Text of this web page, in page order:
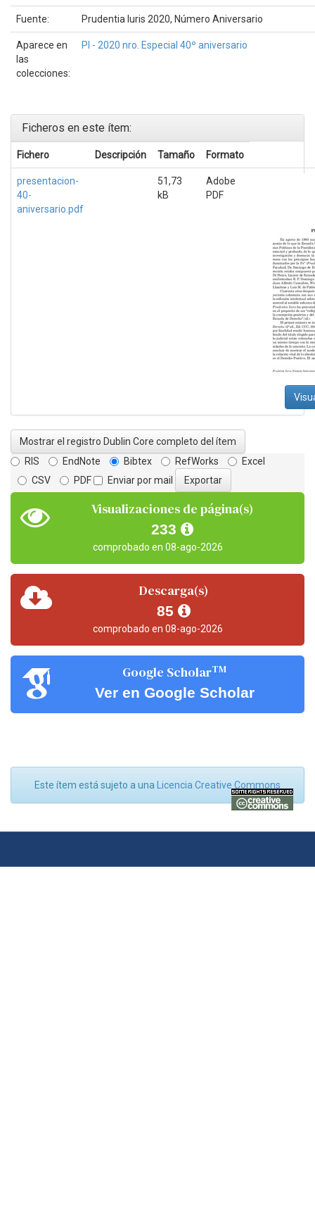
Fuente: Prudentia Iuris 2020, Número Aniversario
Aparece en
las
colecciones:
PI - 2020 nro. Especial 40º aniversario
Ficheros en este ítem:
Fichero Descripción Tamaño Formato
presentacion-
40-
aniversario.pdf
51,73
kB
Adobe
PDF
Mostrar el registro Dublin Core completo del ítem
RIS
EndNote Bibtex RefWorks
Excel
CSV
PDF Enviar por mail
Visualizaciones de página(s)
233
comprobado en 08-ago-2026
Descarga(s)
85
comprobado en 08-ago-2026
Google ScholarTM
Ver en Google Scholar
Este ítem está sujeto a una Licencia Creative Commons